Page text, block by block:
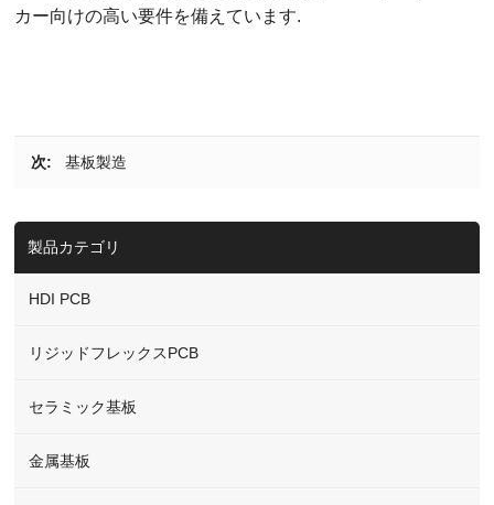
カー向けの高い要件を備えています.
次: 基板製造
製品カテゴリ
HDI PCB
リジッドフレックスPCB
セラミック基板
金属基板